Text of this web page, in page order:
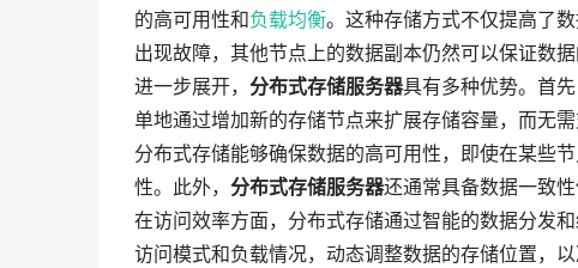
的高可用性和负载均衡。这种存储方式不仅提高了
出现故障，其他节点上的数据副本仍然可以保证数据
进一步展开， 分布式存储服务器具有多种优势。首
单地通过增加新的存储节点来扩展存储容量，而无
分布式存储能够确保数据的高可用性，即使在某些
性。此外， 分布式存储服务器还通常具备数据一致
在访问效率方面，分布式存储通过智能的数据分发
访问模式和负载情况，动态调整数据的存储位置，